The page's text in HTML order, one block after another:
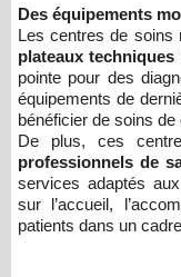
Des équipements
Les centres de soins
plateaux techniques
pointe pour des
équipements de
bénéficier de soins
De plus, ces
professionnels de
services adaptés
sur l’accueil,
patients dans un